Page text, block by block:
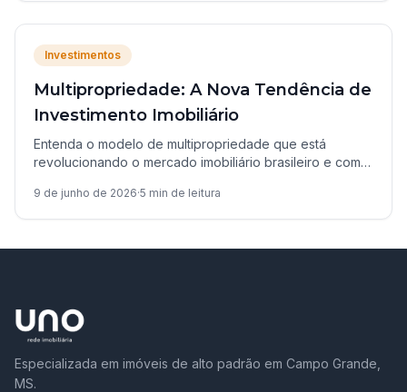
Investimentos
Multipropriedade: A Nova Tendência de
Investimento Imobiliário
Entenda o modelo de multipropriedade que está
revolucionando o mercado imobiliário brasileiro e como
9 de junho de 2026·5 min de leitura
Especializada em imóveis de alto padrão em Campo Grande,
MS.